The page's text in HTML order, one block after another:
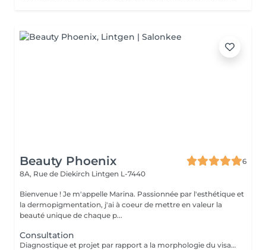
Beauty Phoenix
6
8A, Rue de Diekirch Lintgen L-7440
Bienvenue ! Je m'appelle Marina. Passionnée par l'esthétique et
la dermopigmentation, j'ai à coeur de mettre en valeur la
beauté unique de chaque p...
Consultation
Diagnostique et projet par rapport a la morphologie du visage.